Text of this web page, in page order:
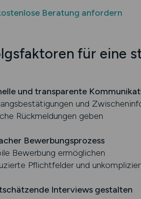
Beratung anfordern
für eine
und transparente
und
Rückmeldungen geben
Bewerbungsprozess
Bewerbung ermöglichen
Pflichtfelder und
Interviews gestalten